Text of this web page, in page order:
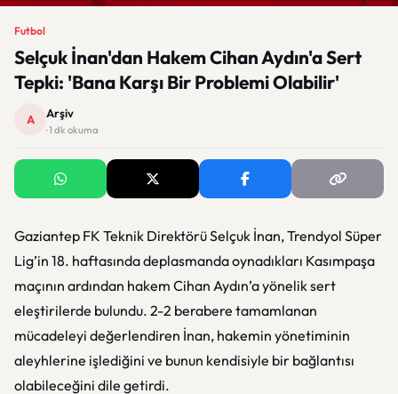
Futbol
Selçuk İnan'dan Hakem Cihan Aydın'a Sert
Tepki: 'Bana Karşı Bir Problemi Olabilir'
A Arşiv
· 1 dk okuma
Gaziantep FK Teknik Direktörü Selçuk İnan, Trendyol Süper
Lig’in 18. haftasında deplasmanda oynadıkları Kasımpaşa
maçının ardından hakem Cihan Aydın’a yönelik sert
eleştirilerde bulundu. 2-2 berabere tamamlanan
mücadeleyi değerlendiren İnan, hakemin yönetiminin
aleyhlerine işlediğini ve bunun kendisiyle bir bağlantısı
olabileceğini dile getirdi.